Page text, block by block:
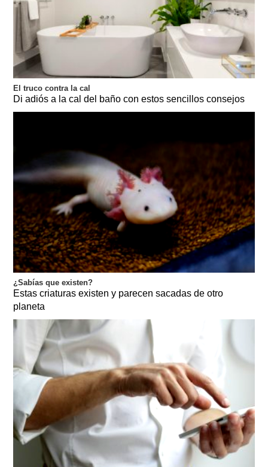
El truco contra la cal
Di adiós a la cal del baño con estos sencillos consejos
¿Sabías que existen?
Estas criaturas existen y parecen sacadas de otro
planeta